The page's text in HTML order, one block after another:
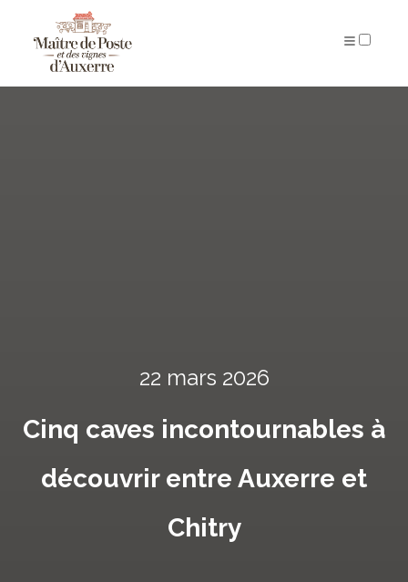
ARCHIVES
22 mars 2026
Cinq caves incontournables à
découvrir entre Auxerre et
Chitry